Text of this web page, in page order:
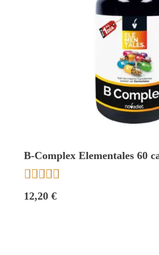
B-Complex Elementales 60

12,20 €